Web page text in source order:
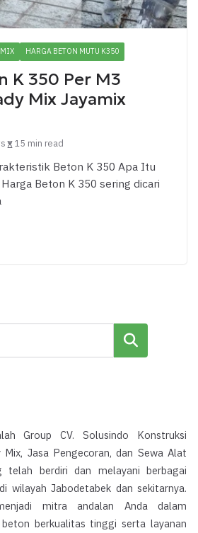
HARGA BETON MUTU K350
K 350 Per M3
Mix Jayamix
15 min read
Beton K 350 Apa Itu
Beton K 350 sering dicari
Cari
Group CV. Solusindo Konstruksi
Jasa Pengecoran, dan Sewa Alat
telah berdiri dan melayani berbagai
wilayah Jabodetabek dan sekitarnya.
mitra andalan Anda dalam
berkualitas tinggi serta layanan